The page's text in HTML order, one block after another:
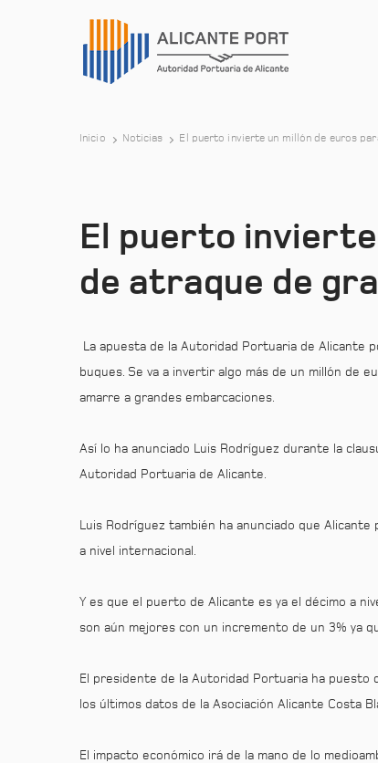
Inicio Noticias El puerto invierte un millón de euros
El puerto
de atraque de
La apuesta de la Autoridad Portuaria de Alicante
buques. Se va a invertir algo más de un millón de
amarre a grandes embarcaciones.
Así lo ha anunciado Luis Rodríguez durante la
Autoridad Portuaria de Alicante.
Luis Rodríguez también ha anunciado que
a nivel internacional.
Y es que el puerto de Alicante es ya el décimo a
son aún mejores con un incremento de un 3% ya
El presidente de la Autoridad Portuaria ha puesto
los últimos datos de la Asociación Alicante Costa
El impacto económico irá de la mano de lo